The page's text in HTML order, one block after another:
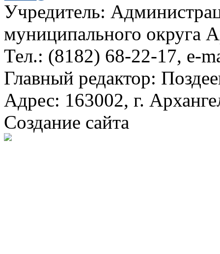
Учредитель:
муниципального округа
Тел.: (8182) 68-22-17, e-
Главный редактор:
Адрес: 163002, г.
Создание сайта